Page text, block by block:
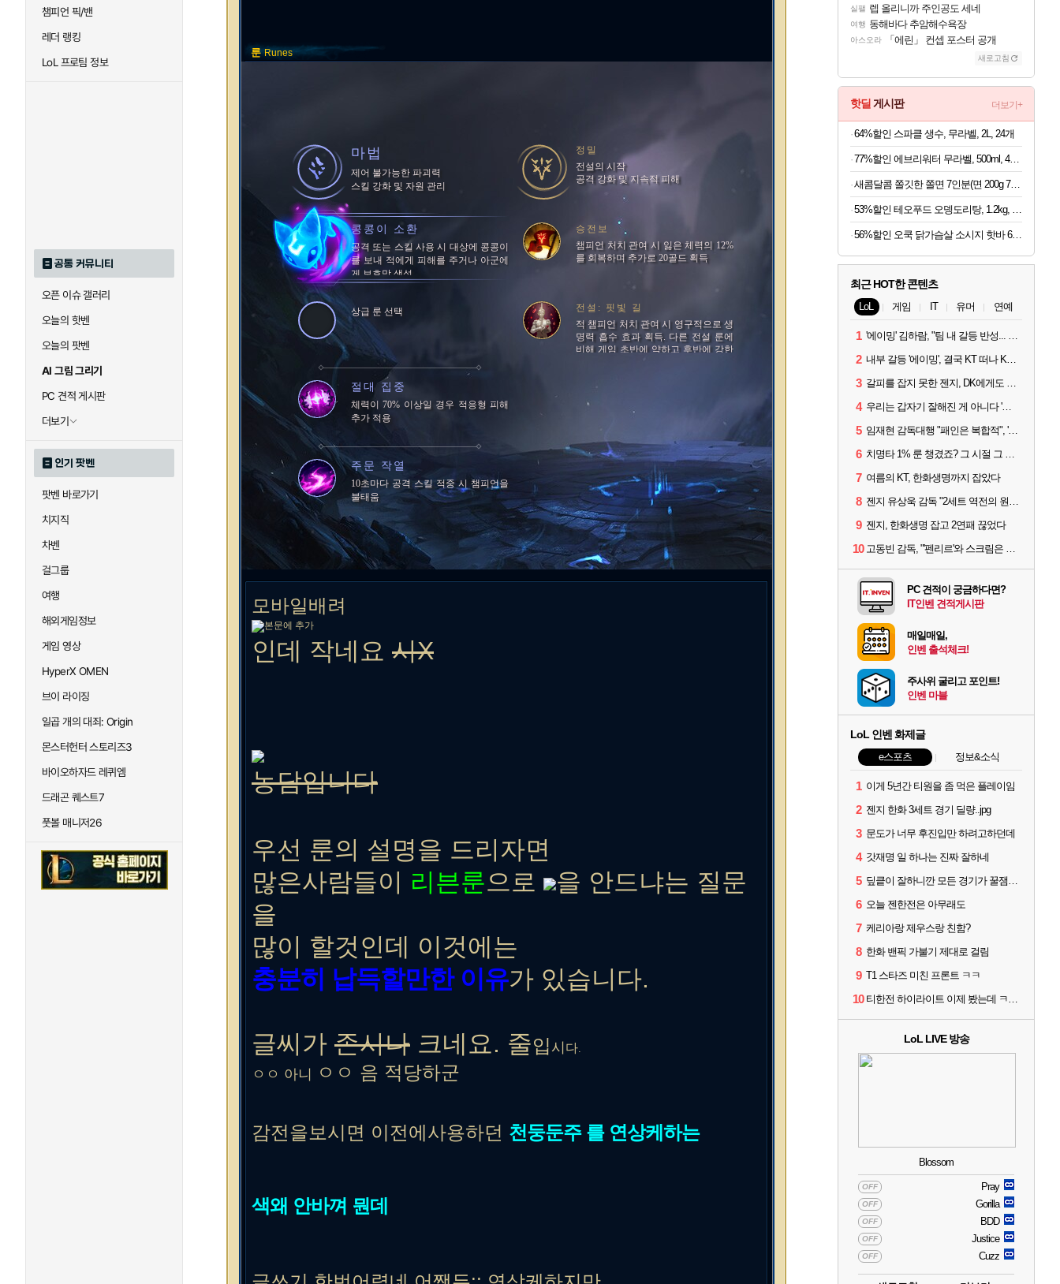
챔피언 픽/밴
레더 랭킹
LoL 프로팀 정보
공통 커뮤니티
오픈 이슈 갤러리
오늘의 핫벤
오늘의 팟벤
AI 그림 그리기
PC 견적 게시판
더보기
인기 팟벤
팟벤 바로가기
치지직
차벤
걸그룹
여행
해외게임정보
게임 영상
HyperX OMEN
브이 라이징
일곱 개의 대죄: Origin
몬스터헌터 스토리즈3
바이오하자드 레퀴엠
드래곤 퀘스트7
풋볼 매니저26
룬Runes
마법
제어 불가능한 파괴력
스킬 강화 및 자원 관리
콩콩이 소환
공격 또는 스킬 사용 시 대상에 콩콩이
를 보내 적에게 피해를 주거나 아군에
게 보호막 생성
상급 룬 선택
절대 집중
체력이 70% 이상일 경우 적응형 피해
추가 적용
주문 작열
10초마다 공격 스킬 적중 시 챔피언을
불태움
정밀
전설의 시작
공격 강화 및 지속적 피해
승전보
챔피언 처치 관여 시 잃은 체력의 12%
를 회복하며 추가로 20골드 획득
전설: 핏빛 길
적 챔피언 처치 관여 시 영구적으로 생
명력 흡수 효과 획득. 다른 전설 룬에
비해 게임 초반에 약하고 후반에 강한
모바일배려
인데 작네요 시X
농담입니다
우선 룬의 설명을 드리자면
많은사람들이 리븐룬으로
을 안드냐는 질문
을
많이 할것인데 이것에는
충분히 납득할만한 이유가 있습니다.
글씨가 존시나 크네요. 줄입 시 다.
ㅇㅇ 아니 ㅇㅇ 음 적당하군
감전을보시면 이전에사용하던 천둥둔주 를 연상케하는
색왜 안바껴 뭔데
실팰 렙 올리니까 주인공도 세네
여행 동해바다 추암해수욕장
아스오라 「에린」 컨셉 포스터 공개
새로고침
핫딜 게시판 더보기+
64%할인 스파클 생수, 무라벨, 2L, 24개
77%할인 에브리워터 무라벨, 500ml, 40개
새콤달콤 쫄깃한 쫄면 7인분(면 200g 7봉+소스 50g 7봉)
56%할인 오쿡 닭가슴살 소시지 핫바 6종, 70g, 12개
최근 HOT한 콘텐츠
LoL 게임 IT 유머 연예
1 '에이밍' 김하람, "팀 내 갈등 반성... 끝까지 뛰고 싶었다"
2 내부 갈등 '에이밍', 결국 KT 떠나 KRX로...'지우'와 트레이드
3 갈피를 잡지 못한 젠지, DK에게도 0:2 패배
4 우리는 갑자기 잘해진 게 아니다 '씨맥' 김대호 감독의 자신감
5 임재현 감독대행 "패인은 복합적", '도란' "팀에 과부하 왔다"
6 치명타 1% 룬 챙겼죠? 그 시절 그 감성 '롤 클래식' 30일 출시
7 여름의 KT, 한화생명까지 잡았다
8 젠지 유상욱 감독 "2세트 역전의 원인...너무 급했다"
9 젠지, 한화생명 잡고 2연패 끊었다
10 고동빈 감독, "'펜리르'와 스크림은 못 해봤다...선발 고정할 듯"
PC 견적이 궁금하다면?
IT인벤 견적게시판
매일매일,
인벤 출석체크!
주사위 굴리고 포인트!
인벤 마블
LoL 인벤 화제글
e스포츠 정보&소식
1 이게 5년간 티원을 좀 먹은 플레이임
2 젠지 한화 3세트 경기 딜량..jpg
3 문도가 너무 후진입만 하려고하던데
4 갓재명 일 하나는 진짜 잘하네
5 딮킅이 잘하니깐 모든 경기가 꿀잼이 됨
6 오늘 젠한전은 아무래도
7 케리아랑 제우스랑 친함?
8 한화 밴픽 가불기 제대로 걸림
9 T1 스타즈 미친 프론트 ㅋㅋ
10 티한전 하이라이트 이제 봤는데 ㅋㅋㅋ
LoL LIVE 방송
Blossom
OFF Pray
OFF Gorilla
OFF BDD
OFF Justice
OFF Cuzz